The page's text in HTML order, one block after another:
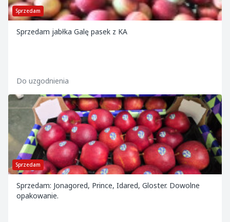
Sprzedam
Sprzedam jabłka Galę pasek z KA
Do uzgodnienia
Sprzedam
Sprzedam: Jonagored, Prince, Idared, Gloster. Dowolne
opakowanie.